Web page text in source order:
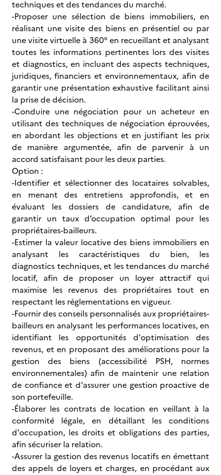
techniques et des tendances du marché.
-Proposer une sélection de biens immobiliers, en
réalisant une visite des biens en présentiel ou par
une visite virtuelle à 360° en recueillant et analysant
toutes les informations pertinentes lors des visites
et diagnostics, en incluant des aspects techniques,
juridiques, financiers et environnementaux, afin de
garantir une présentation exhaustive facilitant ainsi
la prise de décision.
-Conduire une négociation pour un acheteur en
utilisant des techniques de négociation éprouvées,
en abordant les objections et en justifiant les prix
de manière argumentée, afin de parvenir à un
accord satisfaisant pour les deux parties.
Option :
-Identifier et sélectionner des locataires solvables,
en menant des entretiens approfondis, et en
évaluant les dossiers de candidature, afin de
garantir un taux d’occupation optimal pour les
propriétaires-bailleurs.
-Estimer la valeur locative des biens immobiliers en
analysant les caractéristiques du bien, les
diagnostics techniques, et les tendances du marché
locatif, afin de proposer un loyer attractif qui
maximise les revenus des propriétaires tout en
respectant les réglementations en vigueur.
-Fournir des conseils personnalisés aux propriétaires-
bailleurs en analysant les performances locatives, en
identifiant les opportunités d'optimisation des
revenus, et en proposant des améliorations pour la
gestion des biens (accessibilité PSH, normes
environnementales) afin de maintenir une relation
de confiance et d'assurer une gestion proactive de
son portefeuille.
-Élaborer les contrats de location en veillant à la
conformité légale, en détaillant les conditions
d'occupation, les droits et obligations des parties,
afin sécuriser la relation.
-Assurer la gestion des revenus locatifs en émettant
des appels de loyers et charges, en procédant aux